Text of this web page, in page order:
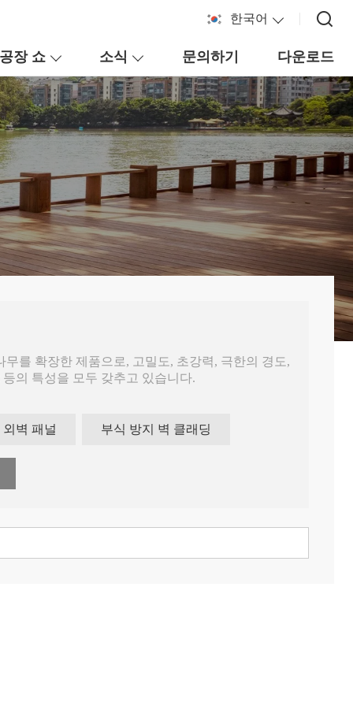
한국어
공장 쇼 소식 문의하기 다운로드
를 확장한 제품으로, 고밀도, 초강력, 극한의 경도,
의 특성을 모두 갖추고 있습니다.
나무는 외관을 덮기에 매우 내구성 있는 재료이며,
내구성이 뛰어나고 강하며 외벽 클래딩 패널에
벽 패널 부식 방지 벽 클래딩